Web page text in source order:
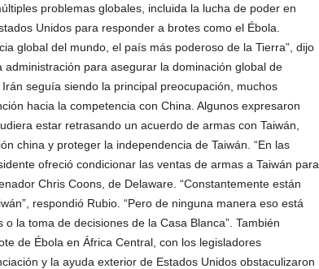
problemas globales, incluida la lucha de poder en
Unidos para responder a brotes como el Ébola.
global del mundo, el país más poderoso de la Tierra”, dijo
para asegurar la dominación global de
seguía siendo la principal preocupación, muchos
hacia la competencia con China. Algunos expresaron
estar retrasando un acuerdo de armas con Taiwán,
china y proteger la independencia de Taiwán. “En las
ofreció condicionar las ventas de armas a Taiwán para
Chris Coons, de Delaware. “Constantemente están
respondió Rubio. “Pero de ninguna manera eso está
la toma de decisiones de la Casa Blanca”. También
de Ébola en África Central, con los legisladores
y la ayuda exterior de Estados Unidos obstaculizaron